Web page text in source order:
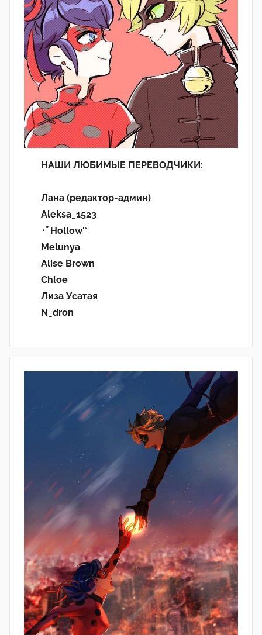
НАШИ ЛЮБИМЫЕ ПЕРЕВОДЧИКИ:
Лана (редактор-админ)
Aleksa_1523
･ﾟHollow'°
Melunya
Alise Brown
Chloe
Лиза Усатая
N_dron